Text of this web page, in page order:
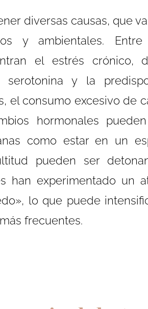
diversas causas, que
y ambientales.
el estrés crónico,
serotonina y la
el consumo excesivo de
hormonales
como estar en un
pueden ser
han experimentado un
lo que puede
frecuentes.